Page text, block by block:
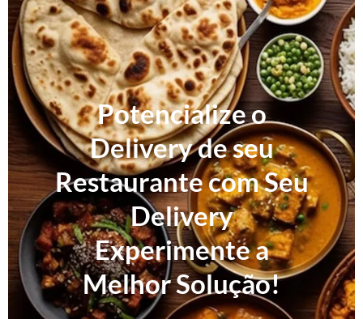
Potencialize o
Delivery de seu
Restaurante com Seu
Delivery
Experimente a
Melhor Solução!